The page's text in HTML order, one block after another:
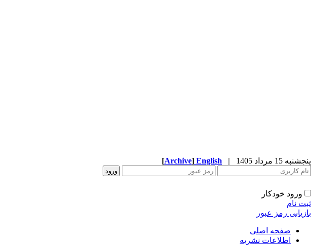
پنجشنبه 15 مرداد 1405 |
English
[Archive]
ورود خودکار
ثبت نام
بازیابی رمز عبور
صفحه اصلی
اطلاعات نشریه